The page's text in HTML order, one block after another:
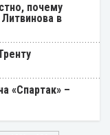
почему
в
«Спартак» –